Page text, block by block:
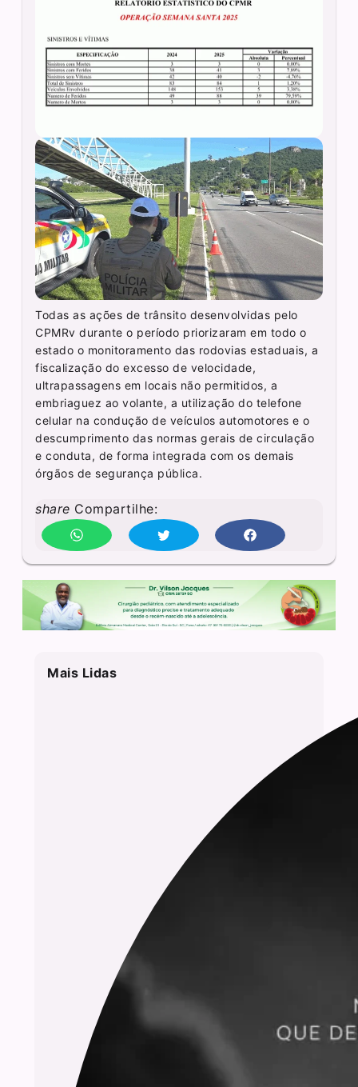
Todas as ações de trânsito desenvolvidas pelo
CPMRv durante o período priorizaram em todo o
estado o monitoramento das rodovias estaduais, a
fiscalização do excesso de velocidade,
ultrapassagens em locais não permitidos, a
embriaguez ao volante, a utilização do telefone
celular na condução de veículos automotores e o
descumprimento das normas gerais de circulação
e conduta, de forma integrada com os demais
órgãos de segurança pública.
share Compartilhe:
Mais Lidas